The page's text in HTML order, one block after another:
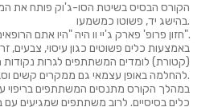
הקורס הבסיס בשיטת הסו-ג'וק פותח את
בהישג יד, פשוטו כמשמעו.
חזון פרופ' פארק ג'יי וו היה "היו אתם הרופאים של עצמכם".
באמצעות כלים פשוטים כגון עיסוי, צבעים,
(קטורת) לומדים המשתתפים לגרות נקודות
להחלמה באופן עצמאי גם ממקרים קשים וסבוכים.
במהלך הקורס מתנסים המשתתפים בריפוי
כלים בסיסיים. לרוב משתתפים שמגיעים עם